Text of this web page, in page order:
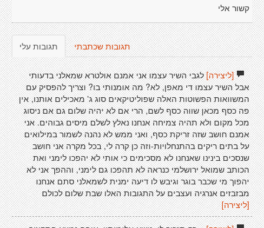
קשור אלי
תגובות עלי תגובות שכתבתי
[ליצירה]לגבי השיר עצמו אני אמנם אולטרא שמאלני בדעותי
אבל השיר עצמו די מאפן, לא? מה אומנותי בו? וצריך להפסיק עם
המשוואות הפשוטות האלה שפוליטיקאים סוג ג' מאכילים אותנו, אין
פה כסף מכאן שווה כסף לשם, הרי אם לא יהיה שלום גם אם ניסוג
מכל מקום ולא תהיה צמיחה אנחנו נאלץ לשלם מיסים גבוהים. אני
אמנם חושב שזה זריקת כסף, ואני ממש לא נהנה לשמור במילואים
על בתים ריקים בהתנחלויות-וזה כן קרה לי, בכל מקרה אני חושב
שנסכים בינינו שאנחנו לא מסכימים כי אותי לא יהפכו לימני ואת
הכותב שמואל ירושלמי כנראה לא תהפכו גם לימני, וההפך אני לא
יהפוך מי שכבר בוגר וגיבש לו דיעה ימנית לשמאלני סתם אנחנו
מבזבזים אנרגיה ועצבים על התגובות האלו שבת שלום לכולם
[ליצירה]